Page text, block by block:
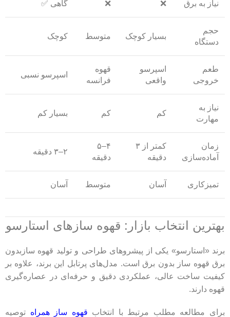
نیاز به برق ❌
❌ گاهی ✅
حجم
دستگاه
بسیار کوچک متوسط کوچک
طعم
خروجی
اسپرسو
واقعی
قهوه
فرانسه
اسپرسو نسبی
نیاز به
مهارت
کم کم بسیار کم
زمان
آماده‌سازی
کمتر از ۳
دقیقه
۴–۵
دقیقه
۲–۳ دقیقه
تمیزکاری آسان متوسط آسان
بهترین انتخاب بازار: قهوه سازهای استارسو
برند «استارسو» یکی از پیشروهای طراحی و تولید قهوه سازبدون
برق قهوه ساز بدون برق است. مدل‌های پرتابل این برند، علاوه بر
کیفیت ساخت عالی، عملکردی دقیق و حرفه‌ای در عصاره‌گیری
قهوه دارند.
برای مطالعه مطلب مرتبط با انتخاب قهوه ساز همراه توصیه